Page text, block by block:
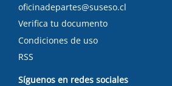
oficinadepartes@suseso.cl
Verifica tu documento
Condiciones de uso
RSS
Síguenos en redes sociales